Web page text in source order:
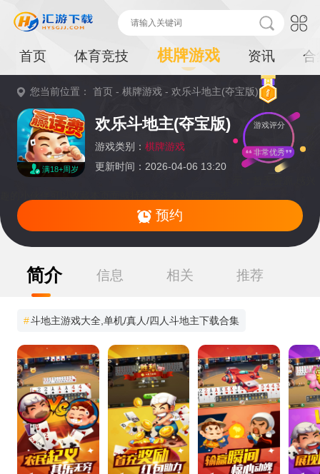
首页 体育竞技 棋牌游戏 资讯 合
您当前位置：首页 -棋牌游戏 -欢乐斗地主(夺宝版)
满18+周岁
欢乐斗地主(夺宝版)
游戏类别： 棋牌游戏
更新时间：2026-04-06 13:20
游戏评分
非常优秀
预约
提
简介 信息 相关 推荐
#斗地主游戏大全,单机/真人/四人斗地主下载合集